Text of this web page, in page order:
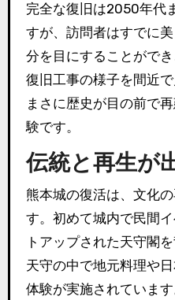
完全な復旧は2050年代
すが、訪問者はすでに
分を目にすることがで
復旧工事の様子を間近
まさに歴史が目の前で
験です。
伝統と再生が
熊本城の復活は、文化
す。初めて城内で民間
トアップされた天守閣
天守の中で地元料理や
体験が実施されていま